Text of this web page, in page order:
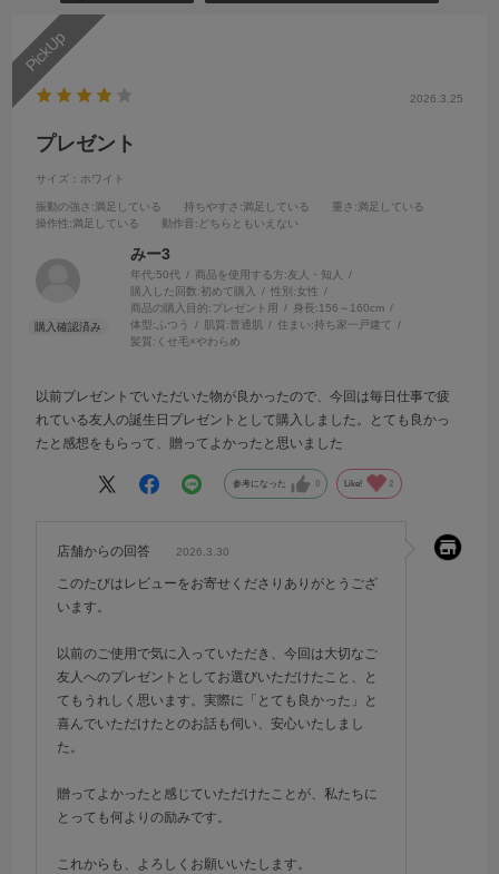
2026.3.25
プレゼント
サイズ：ホワイト
振動の強さ :満足している 持ちやすさ :満足している 重さ :満足している
操作性:満足している 動作音:どちらともいえない
みー3
年代:50代 商品を使用する方:友人・知人
購入した回数:初めて購入 性別:女性
商品の購入目的: プレゼント用 身長:156～160cm
体型:ふつう 肌質: 普通肌 住まい:持ち家一戸建て
髪質: くせ毛×やわらめ
以前プレゼントでいただいた物が良かったので、今回は毎日仕事で疲
れている友人の誕生日プレゼントとして購入しました。とても良かっ
たと感想をもらって、贈ってよかったと思いました
参考になった 0 Like! 2
店舗からの回答 2026.3.30
このたびはレビューをお寄せくださりありがとうござ
います。
以前のご使用で気に入っていただき、今回は大切なご
友人へのプレゼントとしてお選びいただけたこと、と
てもうれしく思います。実際に「とても良かった」と
喜んでいただけたとのお話も伺い、安心いたしまし
た。
贈ってよかったと感じていただけたことが、私たちに
とっても何よりの励みです。
これからも、よろしくお願いいたします。